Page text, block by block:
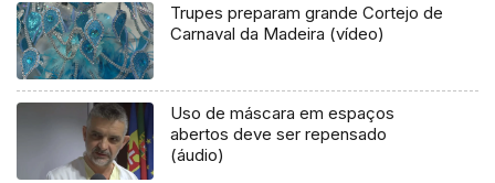
Trupes preparam grande Cortejo de
Carnaval da Madeira (vídeo)
Uso de máscara em espaços
abertos deve ser repensado
(áudio)